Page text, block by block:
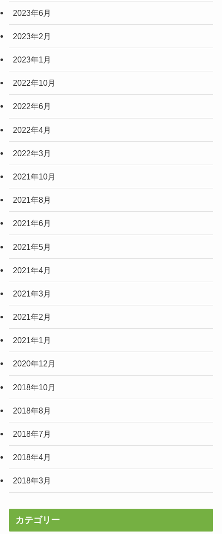
2023年6月
2023年2月
2023年1月
2022年10月
2022年6月
2022年4月
2022年3月
2021年10月
2021年8月
2021年6月
2021年5月
2021年4月
2021年3月
2021年2月
2021年1月
2020年12月
2018年10月
2018年8月
2018年7月
2018年4月
2018年3月
カテゴリー